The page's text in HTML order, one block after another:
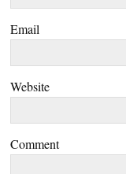
Email
Website
Comment